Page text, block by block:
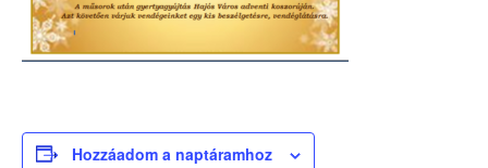
Hozzáadom a naptáramhoz